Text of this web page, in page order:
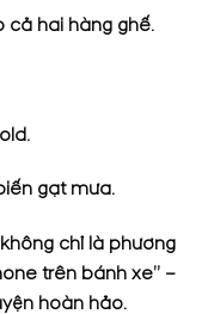
cả hai hàng ghế.
gạt mưa.
chỉ là phương
trên bánh xe” –
hoàn hảo.